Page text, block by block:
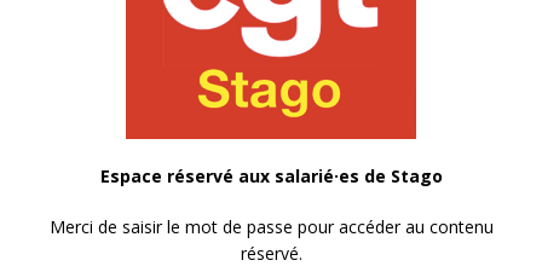
Espace réservé aux salarié·es de Stago
Merci de saisir le mot de passe pour accéder au contenu
réservé.